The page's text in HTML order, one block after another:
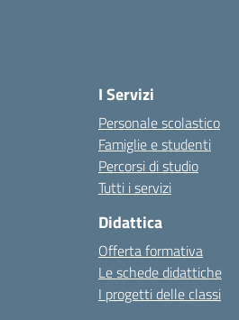
I Servizi
Personale scolastico
Famiglie e studenti
Percorsi di studio
Tutti i servizi
Didattica
Offerta formativa
Le schede didattiche
I progetti delle classi